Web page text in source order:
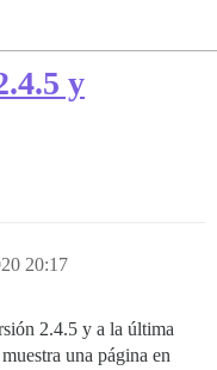
y
20:17
2.4.5 y a la última
una página en